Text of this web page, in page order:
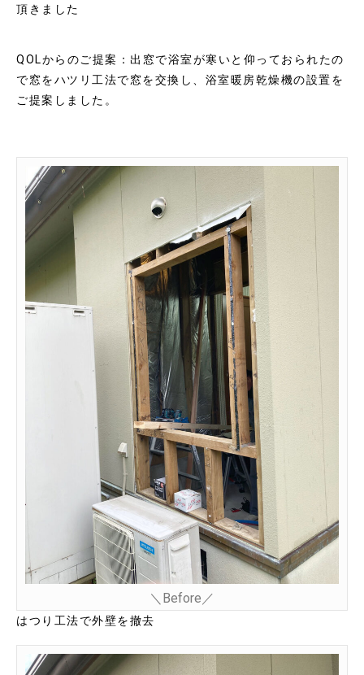
頂きました
QOLからのご提案：出窓で浴室が寒いと仰っておられたの
で窓をハツリ工法で窓を交換し、浴室暖房乾燥機の設置を
ご提案しました。
＼Before／
はつり工法で外壁を撤去